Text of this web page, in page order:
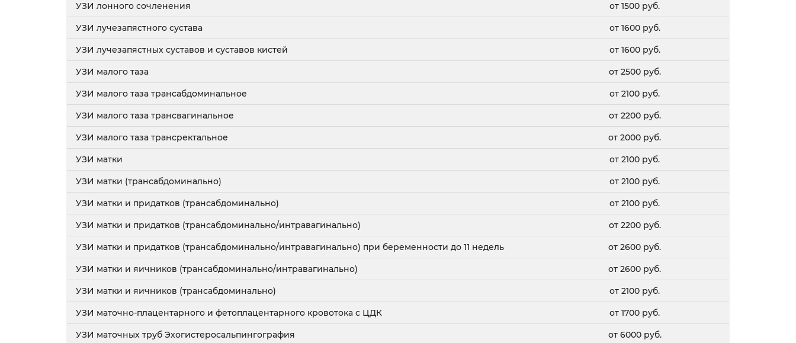
УЗИ лонного сочленения от 1500 руб.
УЗИ лучезапястного сустава от 1600 руб.
УЗИ лучезапястных суставов и суставов кистей от 1600 руб.
УЗИ малого таза от 2500 руб.
УЗИ малого таза трансабдоминальное от 2100 руб.
УЗИ малого таза трансвагинальное от 2200 руб.
УЗИ малого таза трансректальное от 2000 руб.
УЗИ матки от 2100 руб.
УЗИ матки (трансабдоминально) от 2100 руб.
УЗИ матки и придатков (трансабдоминально) от 2100 руб.
УЗИ матки и придатков (трансабдоминально/интравагинально) от 2200 руб.
УЗИ матки и придатков (трансабдоминально/интравагинально) при беременности до 11 недель от 2600 руб.
УЗИ матки и яичников (трансабдоминально/интравагинально) от 2600 руб.
УЗИ матки и яичников (трансабдоминально) от 2100 руб.
УЗИ маточно-плацентарного и фетоплацентарного кровотока с ЦДК от 1700 руб.
УЗИ маточных труб Эхогистеросальпингография от 6000 руб.